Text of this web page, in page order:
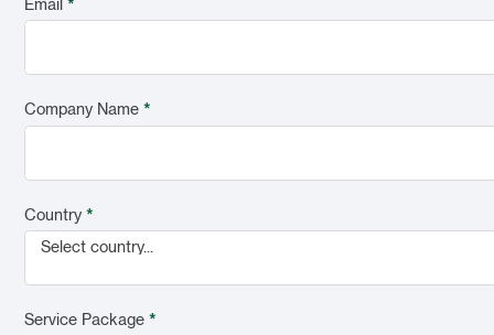
Email *
Company Name *
Country *
Select country...
Service Package *